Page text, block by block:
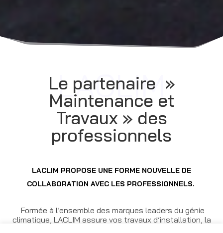
LACLIM
Le partenaire »
Maintenance et
Travaux » des
professionnels
LACLIM PROPOSE UNE FORME NOUVELLE DE
COLLABORATION AVEC LES PROFESSIONNELS.
Formée à l’ensemble des marques leaders du génie
climatique, LACLIM assure vos travaux d’installation, la